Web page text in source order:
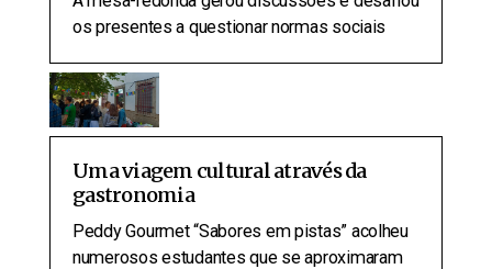
os presentes a questionar normas sociais
Uma viagem cultural através da
gastronomia
Peddy Gourmet “Sabores em pistas” acolheu
numerosos estudantes que se aproximaram